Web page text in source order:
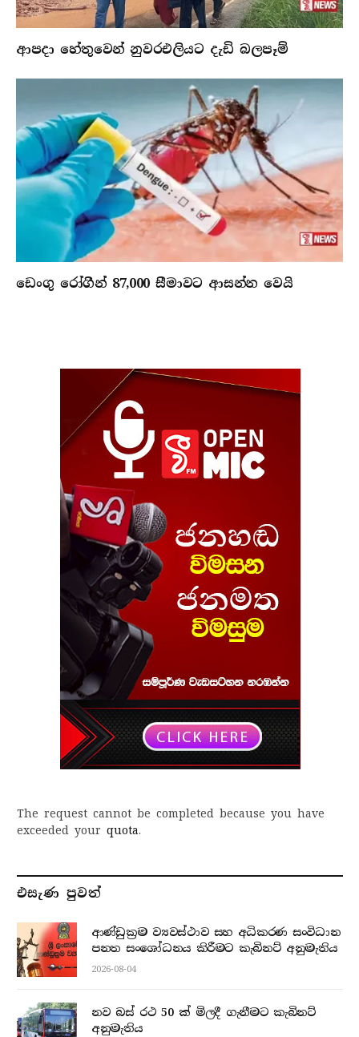
ආපදා හේතුවෙන් නුවරඑලියට දැඩි බලපෑම්
ඩෙංගු රෝගීන් 87,000 සීමාවට ආසන්න වෙයි
The request cannot be completed because you have
exceeded your quota.
එසැණ පුව​ත්
ආණ්ඩුක්‍රම ව්‍යවස්ථාව සහ අධිකරණ සංවිධාන
පනත සංශෝධනය කිරීමට කැබිනට් අනුමැතිය
2026-08-04
නව බස් රථ 50 ක් මිලදී ගැනීමට කැබිනට්
අනුමැතිය